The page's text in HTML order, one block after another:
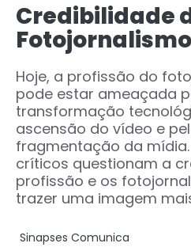
Credibilidade
Fotojornalismo
Hoje, a profissão do
pode estar ameaçada
transformação
ascensão do vídeo e
fragmentação da mídia.
críticos questionam a
profissão e os
trazer uma imagem
Sinapses Comunica